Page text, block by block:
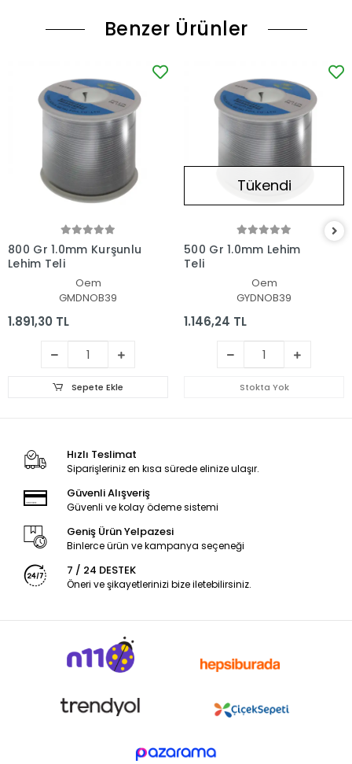
Benzer Ürünler
800 Gr 1.0mm Kurşunlu
Lehim Teli
Oem
GMDNOB39
1.891,30 TL
Sepete Ekle
Tükendi
500 Gr 1.0mm Lehim
Teli
Oem
GYDNOB39
1.146,24 TL
Stokta Yok
Hızlı Teslimat
Siparişleriniz en kısa sürede elinize ulaşır.
Güvenli Alışveriş
Güvenli ve kolay ödeme sistemi
Geniş Ürün Yelpazesi
Binlerce ürün ve kampanya seçeneği
7 / 24 DESTEK
Öneri ve şikayetlerinizi bize iletebilirsiniz.